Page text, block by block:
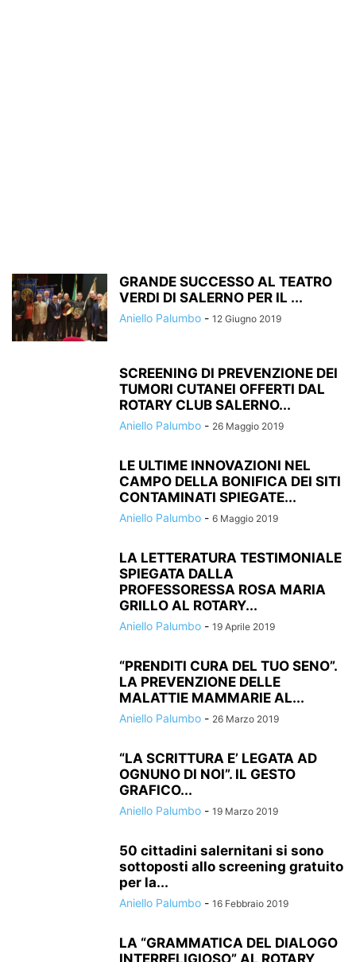
GRANDE SUCCESSO AL TEATRO
VERDI DI SALERNO PER IL ...
Aniello Palumbo - 12 Giugno 2019
SCREENING DI PREVENZIONE DEI
TUMORI CUTANEI OFFERTI DAL
ROTARY CLUB SALERNO...
Aniello Palumbo - 26 Maggio 2019
LE ULTIME INNOVAZIONI NEL
CAMPO DELLA BONIFICA DEI SITI
CONTAMINATI SPIEGATE...
Aniello Palumbo - 6 Maggio 2019
LA LETTERATURA TESTIMONIALE
SPIEGATA DALLA
PROFESSORESSA ROSA MARIA
GRILLO AL ROTARY...
Aniello Palumbo - 19 Aprile 2019
“PRENDITI CURA DEL TUO SENO”.
LA PREVENZIONE DELLE
MALATTIE MAMMARIE AL...
Aniello Palumbo - 26 Marzo 2019
“LA SCRITTURA E’ LEGATA AD
OGNUNO DI NOI”. IL GESTO
GRAFICO...
Aniello Palumbo - 19 Marzo 2019
50 cittadini salernitani si sono
sottoposti allo screening gratuito
per la...
Aniello Palumbo - 16 Febbraio 2019
LA “GRAMMATICA DEL DIALOGO
INTERRELIGIOSO” AL ROTARY